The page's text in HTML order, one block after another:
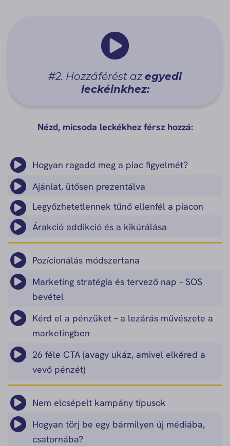
#2. Hozzáférést azegyedi
leckéinkhez:
Nézd, micsoda leckékhez férsz hozzá:
Hogyan ragadd meg a piac figyelmét?
Ajánlat, ütősen prezentálva
Legyőzhetetlennek tűnő ellenfél a piacon
Árakció addikció és a kikúrálása
Pozícionálás módszertana
Marketing stratégia és tervező nap – SOS
bevétel
Kérd el a pénzüket – a lezárás művészete a
marketingben
26 féle CTA (avagy ukáz, amivel elkéred a
vevő pénzét)
Nem elcsépelt kampány típusok
Hogyan törj be egy bármilyen új médiába,
csatornába?